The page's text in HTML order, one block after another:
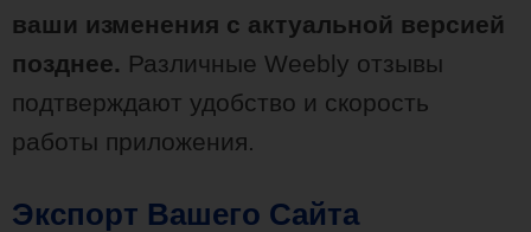
ваши изменения с актуальной версией
позднее. Различные Weebly отзывы
подтверждают удобство и скорость
работы приложения.
Экспорт Вашего Сайта